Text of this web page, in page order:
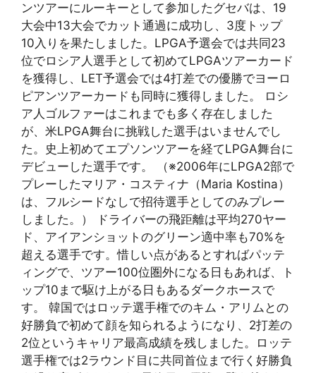
ンツアーにルーキーとして参加したグセバは、19
大会中13大会でカット通過に成功し、3度トップ
10入りを果たしました。LPGA予選会では共同23
位でロシア人選手として初めてLPGAツアーカード
を獲得し、LET予選会では4打差での優勝でヨーロ
ピアンツアーカードも同時に獲得しました。 ロシ
ア人ゴルファーはこれまでも多く存在しました
が、米LPGA舞台に挑戦した選手はいませんでし
た。史上初めてエプソンツアーを経てLPGA舞台に
デビューした選手です。 （※2006年にLPGA2部で
プレーしたマリア・コスティナ（Maria Kostina）
は、フルシードなしで招待選手としてのみプレー
しました。） ドライバーの飛距離は平均270ヤー
ド、アイアンショットのグリーン適中率も70%を
超える選手です。惜しい点があるとすればパッテ
ィングで、ツアー100位圏外になる日もあれば、ト
ップ10まで駆け上がる日もあるダークホースで
す。 韓国ではロッテ選手権でのキム・アリムとの
好勝負で初めて顔を知られるようになり、2打差の
2位というキャリア最高成績を残しました。ロッテ
選手権では2ラウンド目に共同首位まで行く好勝負